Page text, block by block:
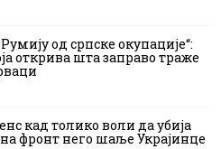
од српске окупације“:
открива шта заправо траже
кад толико воли да убија
фронт него шаље Украјинце